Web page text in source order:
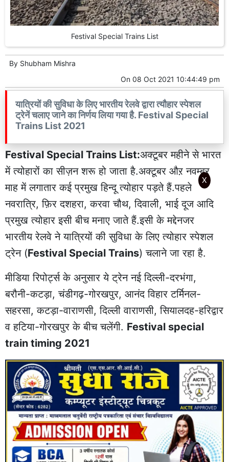
Festival Special Trains List
By Shubham Mishra
On 08 Oct 2021 10:44:49 pm
यात्रियों की सुविधा के लिए भारतीय रेलवे द्वारा त्यौहार स्पेशल
ट्रेनें चलाए जाने का निर्णय लिया गया है. Festival Special
Trains List 2021
Festival Special Trains List:अक्टूबर महीने से भारत
में त्योहारों का सीज़न शरू हो जाता है.अक्टूबर औऱ नवम्बर
माह में लगातार कई प्रमुख हिन्दू त्योहार पड़ते हैं.पहले
नवरात्रि, फ़िर दशहरा, करवा चौथ, दिवाली, भाई दूज आदि
प्रमुख त्योहार इसी बीच मनाए जाते हैं.इसी के मद्देनजर
भारतीय रेलवे ने यात्रियों की सुविधा के लिए त्योहार स्पेशल
ट्रेन (Festival Special Trains) चलाने जा रहा है.
मीडिया रिपोर्ट्स के अनुसार ये ट्रेन नई दिल्ली-दरभंगा,
बरौनी-कटड़ा, चंडीगढ़-गोरखपुर, आनंद विहार टर्मिनल-
सहरसा, कटड़ा-वाराणसी, दिल्ली वाराणसी, सियालदह-हरिद्वार
व हटिया-गोरखपुर के बीच चलेंगी. Festival special
train timing 2021
X